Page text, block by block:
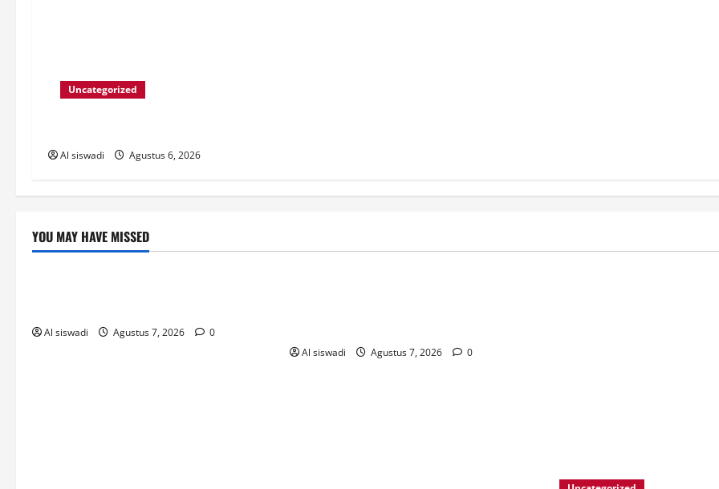
Uncategorized
Al siswadi Agustus 6, 2026
YOU MAY HAVE MISSED
Post
Al siswadi Agustus 7, 2026 0
Al siswadi Agustus 7, 2026 0